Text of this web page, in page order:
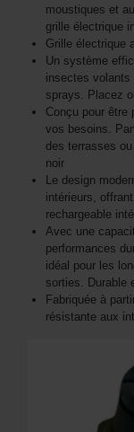
moustiques et
grille électrique
Grille électrique
Un système
insectes volants
sprays. Placez
Conçu pour être
vos besoins.
des terrasses
noir
Le design
intérieurs,
rechargeable
Avec une
performances
idéal pour les
sorties. Durable
Fabriquée à
résistante aux